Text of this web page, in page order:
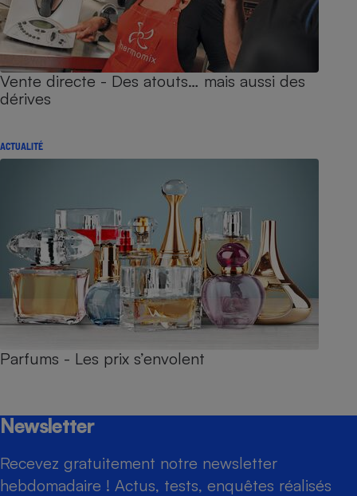
Vente directe - Des atouts… mais aussi des
dérives
ACTUALITÉ
Parfums - Les prix s’envolent
Newsletter
Recevez gratuitement notre newsletter
hebdomadaire ! Actus, tests, enquêtes réalisés